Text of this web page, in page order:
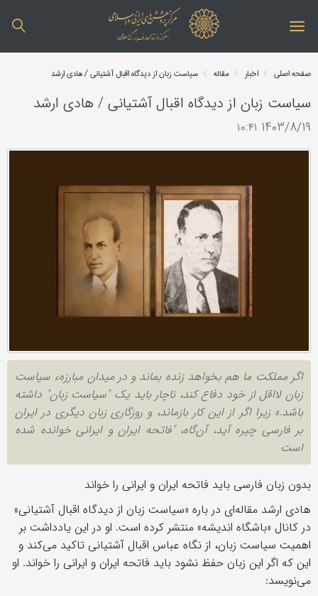
صفحه اصلی اخبار مقاله سیاست زبان از دیدگاه اقبال آشتیانی / هادی ارشد
سیاست زبان از دیدگاه اقبال آشتیانی / هادی ارشد
1403/8/19 ۱۰:۴۱
اگر مملکت ما هم بخواهد زنده بماند و در میدان مبارزهء سیاست
زبان لااقل از خود دفاع کند، ناچار باید یک "سیاست زبان" داشته
باشد.» زیرا اگر از این کار بازماند، و روزگاری زبان دیگری در ایران
بر فارسی چیره آید، آن‌گاه، "فاتحه ایران و ایرانی خوانده شده
است
بدون زبان فارسی باید فاتحه ایران و ایرانی را خواند
هادی ارشد مقاله‌ای در باره «سیاست زبان از دیدگاه اقبال آشتیانی»
در کانال «باشگاه اندیشه» منتشر کرده است. او در این یادداشت بر
اهمیت سیاست زبان، از نگاه عباس اقبال آشتیانی تاکید می‌کند و
این که اگر این زبان حفظ نشود باید فاتحه ایران و ایرانی را خواند. او
می‌نویسد: